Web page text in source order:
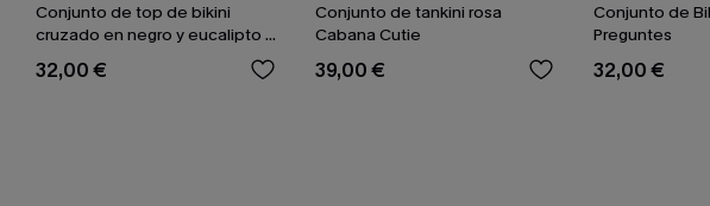
Conjunto de top de bikini
cruzado en negro y eucalipto y
braguitas de talle alto
32,00 €
Conjunto de tankini rosa
Cabana Cutie
39,00 €
Conjunto de
Preguntes
32,00 €